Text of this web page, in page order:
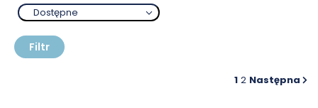
Dostępne
Filtr
1 2 Następna